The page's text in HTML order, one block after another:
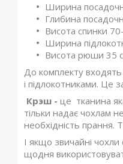
Ширина
Глибина
Висота спинки
Ширина
Висота рюши 35
До комплекту входять
і підлокотниками. Це
Крэш - це тканина
тільки надає чохлам
необхідність прання.
І якщо звичайні
щодня